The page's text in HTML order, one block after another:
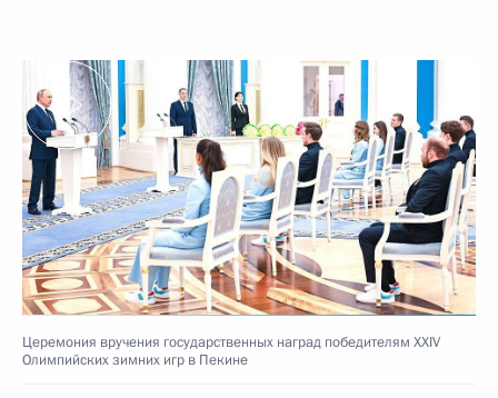
Церемония вручения государственных наград победителям XXIV
Олимпийских зимних игр в Пекине